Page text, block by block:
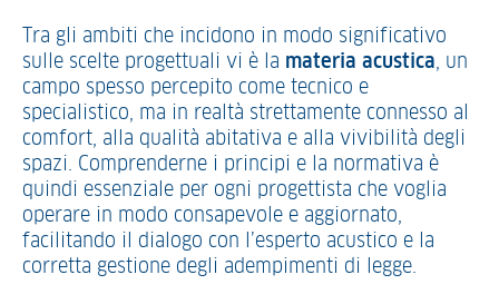
Tra gli ambiti che incidono in modo significativo
sulle scelte progettuali vi è la materia acustica, un
campo spesso percepito come tecnico e
specialistico, ma in realtà strettamente connesso al
comfort, alla qualità abitativa e alla vivibilità degli
spazi. Comprenderne i principi e la normativa è
quindi essenziale per ogni progettista che voglia
operare in modo consapevole e aggiornato,
facilitando il dialogo con l’esperto acustico e la
corretta gestione degli adempimenti di legge.